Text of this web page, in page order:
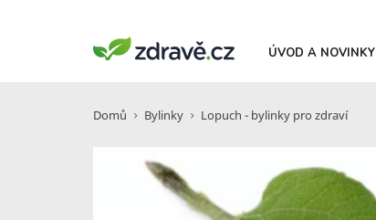
ÚVOD A NOVINKY
Domů Bylinky Lopuch - bylinky pro zdraví